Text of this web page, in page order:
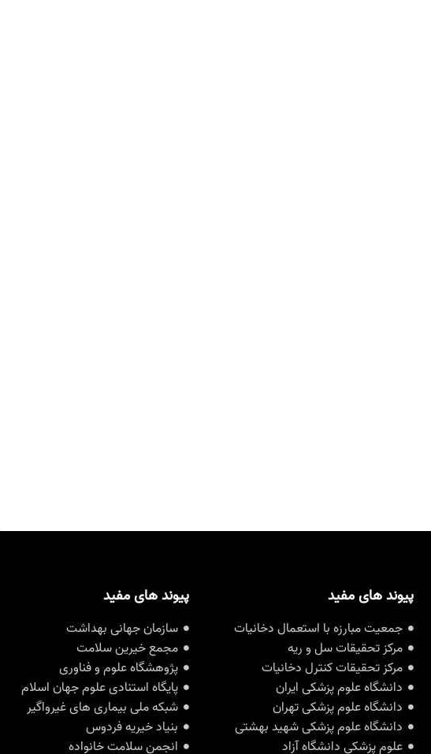
پیوند های مفید
جمعیت مبارزه با استعمال دخانیات
مرکز تحقیقات سل و ریه
مرکز تحقیقات کنترل دخانیات
دانشگاه علوم پزشکی ایران
دانشگاه علوم پزشکی تهران
دانشگاه علوم پزشکی شهید بهشتی
علوم پزشکی دانشگاه آزاد
پیوند های مفید
سازمان جهانی بهداشت
مجمع خیرین سلامت
پژوهشگاه علوم و فناوری
پایگاه استنادی علوم جهان اسلام
شبکه ملی بیماری های غیرواگیر
بنیاد خیریه فردوس
انجمن سلامت خانواده